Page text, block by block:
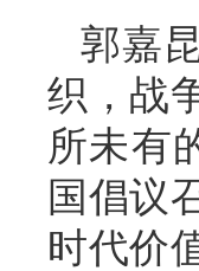
郭嘉
织，战
所未有
国倡议
时代价